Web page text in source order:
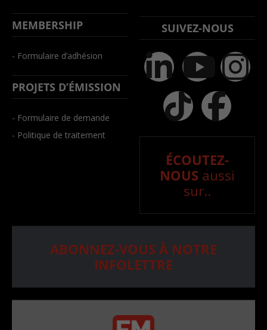
MEMBERSHIP
- Formulaire d’adhésion
PROJETS D’ÉMISSION
- Formulaire de demande
- Politique de traitement
SUIVEZ-NOUS
ÉCOUTEZ-
NOUS aussi
sur..
ABONNEZ-VOUS À NOTRE
INFOLETTRE